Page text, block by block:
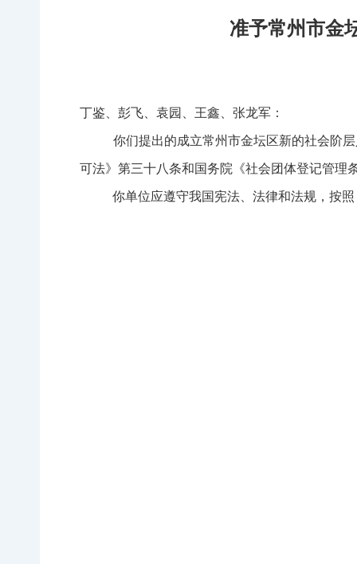
准予常州市金
丁鉴、彭飞、袁园、王鑫、张龙军：
你们提出的成立常州市金坛区新的社会阶
可法》第三十八条和国务院《社会团体登记管理
你单位应遵守我国宪法、法律和法规，